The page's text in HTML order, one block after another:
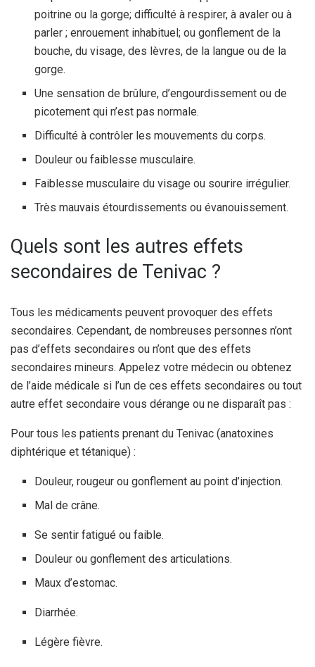
poitrine ou la gorge; difficulté à respirer, à avaler ou à
parler ; enrouement inhabituel; ou gonflement de la
bouche, du visage, des lèvres, de la langue ou de la
gorge.
Une sensation de brûlure, d’engourdissement ou de
picotement qui n’est pas normale.
Difficulté à contrôler les mouvements du corps.
Douleur ou faiblesse musculaire.
Faiblesse musculaire du visage ou sourire irrégulier.
Très mauvais étourdissements ou évanouissement.
Quels sont les autres effets
secondaires de Tenivac ?
Tous les médicaments peuvent provoquer des effets
secondaires. Cependant, de nombreuses personnes n’ont
pas d’effets secondaires ou n’ont que des effets
secondaires mineurs. Appelez votre médecin ou obtenez
de l’aide médicale si l’un de ces effets secondaires ou tout
autre effet secondaire vous dérange ou ne disparaît pas :
Pour tous les patients prenant du Tenivac (anatoxines
diphtérique et tétanique) :
Douleur, rougeur ou gonflement au point d’injection.
Mal de crâne.
Se sentir fatigué ou faible.
Douleur ou gonflement des articulations.
Maux d’estomac.
Diarrhée.
Légère fièvre.